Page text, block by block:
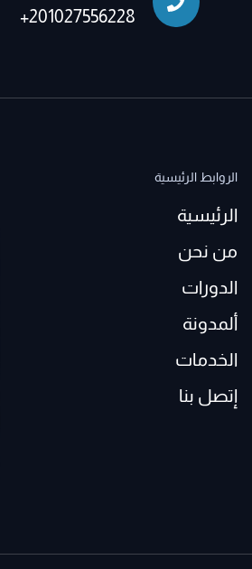
+201027556228
الروابط الرئيسية
الرئيسية
من نحن
الدورات
ألمدونة
الخدمات
إتصل بنا